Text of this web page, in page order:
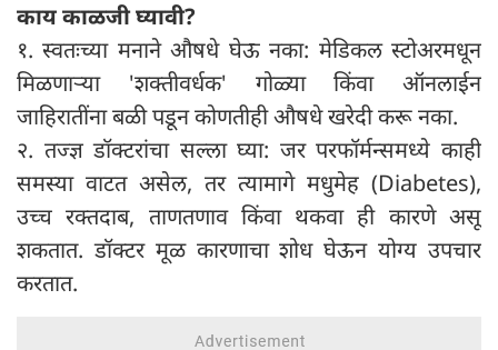
काय काळजी घ्यावी?
१. स्वतःच्या मनाने औषधे घेऊ नका: मेडिकल स्टोअरमधून
मिळणाऱ्या 'शक्तीवर्धक' गोळ्या किंवा ऑनलाईन
जाहिरातींना बळी पडून कोणतीही औषधे खरेदी करू नका.
२. तज्ज्ञ डॉक्टरांचा सल्ला घ्या: जर परफॉर्मन्समध्ये काही
समस्या वाटत असेल, तर त्यामागे मधुमेह (Diabetes),
उच्च रक्तदाब, ताणतणाव किंवा थकवा ही कारणे असू
शकतात. डॉक्टर मूळ कारणाचा शोध घेऊन योग्य उपचार
करतात.